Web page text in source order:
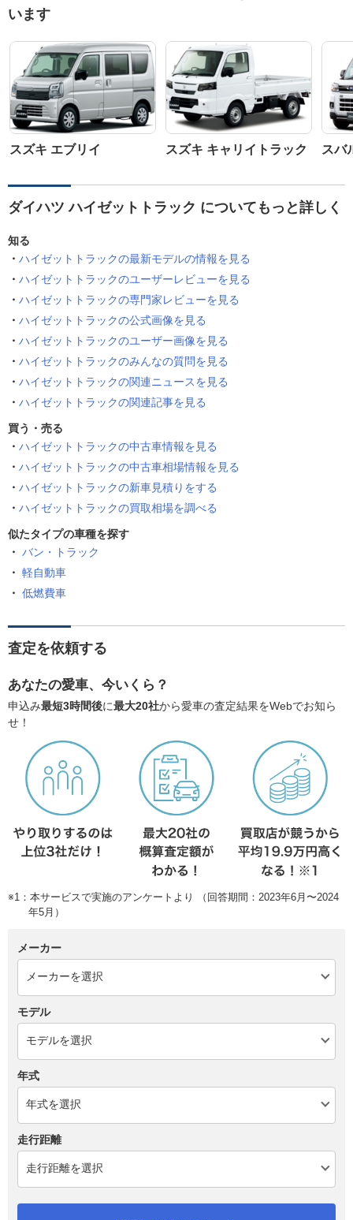
います
スズキ エブリイ スズキ キャリイトラック スバ
ダイハツ ハイゼットトラック についてもっと詳しく
知る
ハイゼットトラックの最新モデルの情報を見る
ハイゼットトラックのユーザーレビューを見る
ハイゼットトラックの専門家レビューを見る
ハイゼットトラックの公式画像を見る
ハイゼットトラックのユーザー画像を見る
ハイゼットトラックのみんなの質問を見る
ハイゼットトラックの関連ニュースを見る
ハイゼットトラックの関連記事を見る
買う・売る
ハイゼットトラックの中古車情報を見る
ハイゼットトラックの中古車相場情報を見る
ハイゼットトラックの新車見積りをする
ハイゼットトラックの買取相場を調べる
似たタイプの車種を探す
バン・トラック
軽自動車
低燃費車
査定を依頼する
あなたの愛車、今いくら？
申込み最短3時間後に最大20社から愛車の査定結果をWebでお知ら
せ！
※1：本サービスで実施のアンケートより （回答期間：2023年6月〜2024
年5月）
メーカー
モデル
年式
走行距離